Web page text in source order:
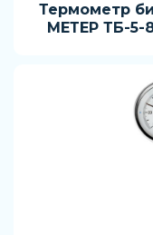
Термометр
МЕТЕР ТБ-5-